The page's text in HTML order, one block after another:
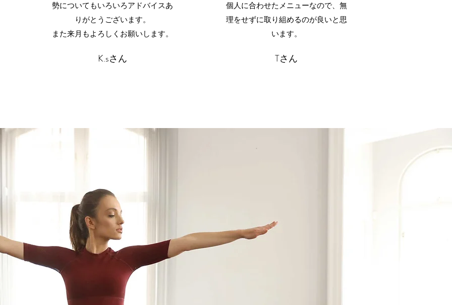
勢についてもいろいろアドバイスあ
りがとうございます。
また来月もよろしくお願いします。
K.sさん
個人に合わせたメニューなので、無
理をせずに取り組めるのが良いと思
います。
Tさん